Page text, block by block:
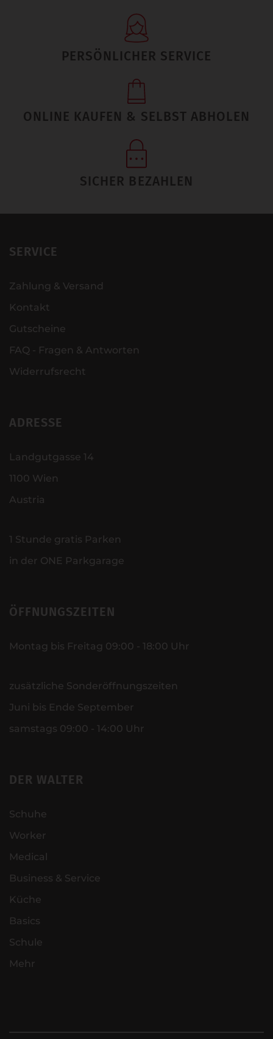
PERSÖNLICHER SERVICE
ONLINE KAUFEN & SELBST ABHOLEN
SICHER BEZAHLEN
SERVICE
Zahlung & Versand
Kontakt
Gutscheine
FAQ - Fragen & Antworten
Widerrufsrecht
ADRESSE
Landgutgasse 14
1100 Wien
Austria
1 Stunde gratis Parken
in der ONE Parkgarage
ÖFFNUNGSZEITEN
Montag bis Freitag 09:00 - 18:00 Uhr
zusätzliche Sonderöffnungszeiten
Juni bis Ende September
samstags 09:00 - 14:00 Uhr
DER WALTER
Schuhe
Worker
Medical
Business & Service
Küche
Basics
Schule
Mehr